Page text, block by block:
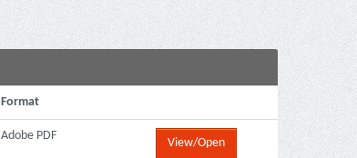
Format
Adobe PDF
View/Open